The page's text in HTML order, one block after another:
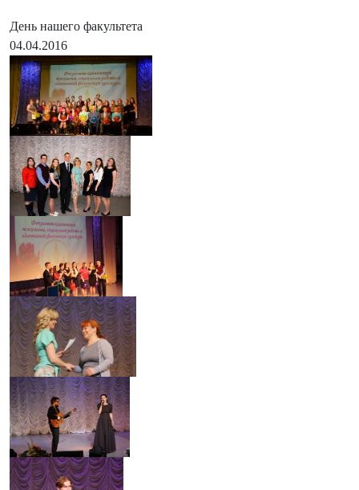
День нашего факультета
04.04.2016